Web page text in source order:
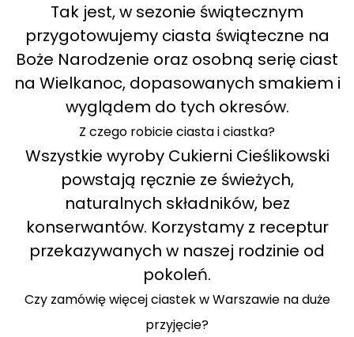
Tak jest, w sezonie świątecznym
przygotowujemy ciasta świąteczne na
Boże Narodzenie oraz osobną serię ciast
na Wielkanoc, dopasowanych smakiem i
wyglądem do tych okresów.
Z czego robicie ciasta i ciastka?
Wszystkie wyroby Cukierni Cieślikowski
powstają ręcznie ze świeżych,
naturalnych składników, bez
konserwantów. Korzystamy z receptur
przekazywanych w naszej rodzinie od
pokoleń.
Czy zamówię więcej ciastek w Warszawie na duże
przyjęcie?